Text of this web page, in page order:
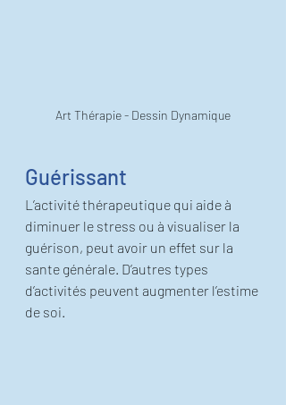
Art Thérapie - Dessin Dynamique
Guérissant
L’activité thérapeutique qui aide à
diminuer le stress ou à visualiser la
guérison, peut avoir un effet sur la
sante générale. D’autres types
d’activités peuvent augmenter l’estime
de soi.